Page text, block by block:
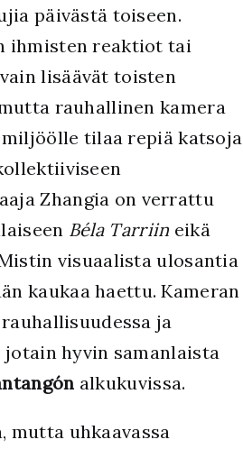
päivästä toiseen.
ihmisten reaktiot tai
lisäävät toisten
rauhallinen kamera
tilaa repiä katsoja
Zhangia on verrattu
Béla Tarriin eikä
visuaalista ulosantia
kaukaa haettu. Kameran
ja
hyvin samanlaista
alkukuvissa.
mutta uhkaavassa